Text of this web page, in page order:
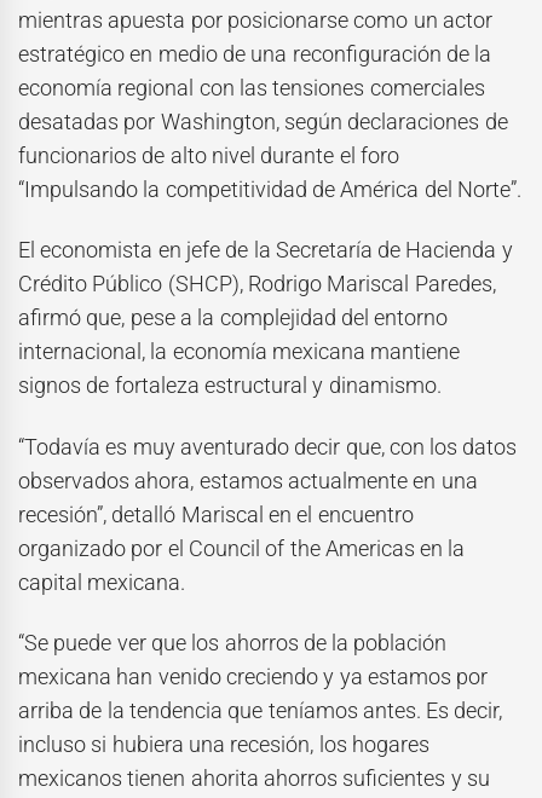
mientras apuesta por posicionarse como un actor
estratégico en medio de una reconfiguración de la
economía regional con las tensiones comerciales
desatadas por Washington, según declaraciones de
funcionarios de alto nivel durante el foro
“Impulsando la competitividad de América del Norte”.
El economista en jefe de la Secretaría de Hacienda y
Crédito Público (SHCP), Rodrigo Mariscal Paredes,
afirmó que, pese a la complejidad del entorno
internacional, la economía mexicana mantiene
signos de fortaleza estructural y dinamismo.
“Todavía es muy aventurado decir que, con los datos
observados ahora, estamos actualmente en una
recesión”, detalló Mariscal en el encuentro
organizado por el Council of the Americas en la
capital mexicana.
“Se puede ver que los ahorros de la población
mexicana han venido creciendo y ya estamos por
arriba de la tendencia que teníamos antes. Es decir,
incluso si hubiera una recesión, los hogares
mexicanos tienen ahorita ahorros suficientes y su